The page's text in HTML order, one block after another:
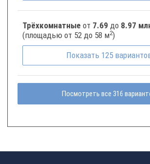
Трёхкомнатные от 7.69 до 8.97
(площадью от 52 до 58 м2)
Показать 125
Посмотреть все 316